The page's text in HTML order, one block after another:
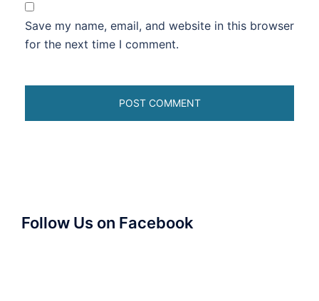
Save my name, email, and website in this browser
for the next time I comment.
Follow Us on Facebook